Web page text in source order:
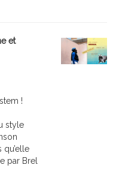
et
!
style
par Brel